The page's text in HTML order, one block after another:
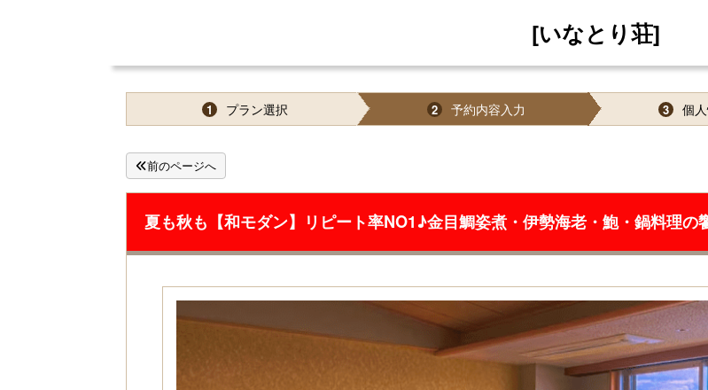
[いなとり荘]
1 プラン選択 2 予約内容入力 3 個
前のページへ
夏も秋も【和モダン】リピート率NO1♪金目鯛姿煮・伊勢海老・鮑・鍋料理の